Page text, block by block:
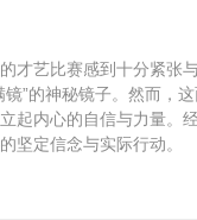
艺比赛感到十分紧张
”的神秘镜子。然而，
起内心的自信与力量。
坚定信念与实际行动。